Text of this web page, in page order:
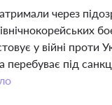
через
у війні проти
перебуває під